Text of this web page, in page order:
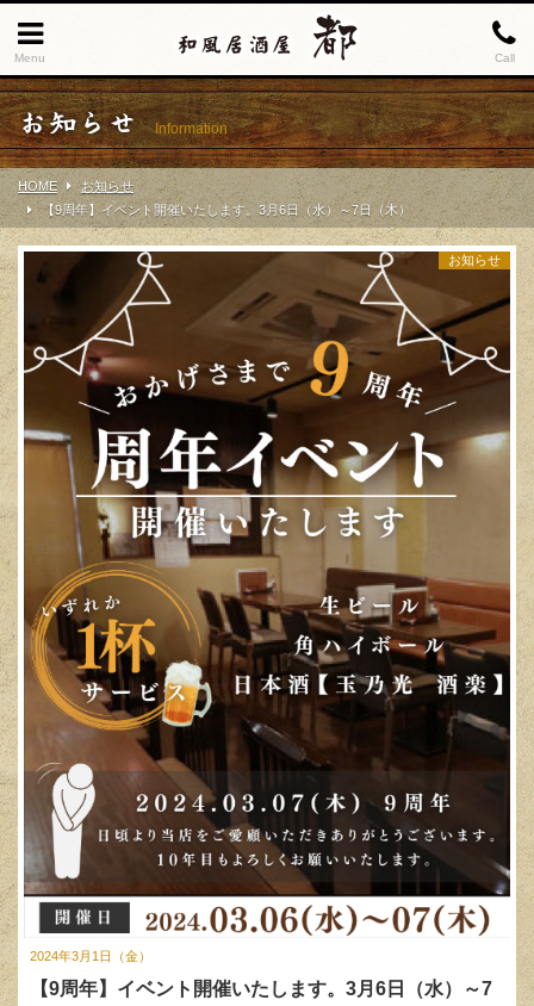
Menu Call
お知らせ Information
HOME
お知らせ
【9周年】イベント開催いたします。3月6日（水）～7日（木）
2024年3月1日（金）
お知らせ
【9周年】イベント開催いたします。3月6日（水）～7